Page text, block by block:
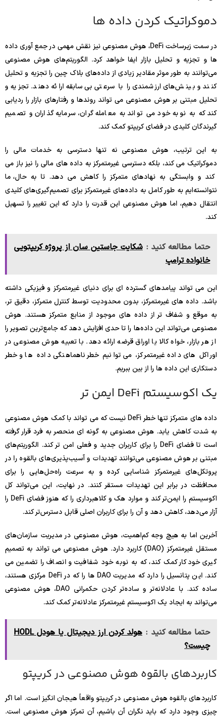
دموکراتیک کردن داده ها
در سمت زیرساخت DeFi، هوش مصنوعی نیز نقش مهمی در جمع آوری داده
ها و تجزیه و تحلیل بازار ایفا خواهد کرد. الگوریتم‌های هوش مصنوعی
می‌توانند به طور موثر مقادیر زیادی از داده‌های بلاک چین را تجزیه و تحلیل
کنند و بینش‌های ارزشمندی را با سرعتی بی‌سابقه ارائه دهند. تجزیه و
تحلیل مبتنی بر هوش مصنوعی می تواند روندها و رفتارهای بازار را ردیابی
کند که به نوبه خود می تواند به معامله گران، سرمایه گذاران و تصمیم
گیرندگان کلیدی در فضای کریپتو کمک کند.
به این ترتیب، هوش مصنوعی نه تنها دسترسی به خدمات مالی را
دموکراتیک می کند، بلکه دسترسی غیرمتمرکز به داده های مالی را نیز باز می
کند و وابستگی به نهادهای متمرکز را کاهش می دهد. تا به حال، ما
نتوانسته‌ایم به طور کامل به داده‌های غیرمتمرکز برای تصمیم‌گیری‌های کلیدی
انتقال دهیم، اما هوش مصنوعی این قدرت را دارد که این تغییر را تسهیل
کند.
حتما مطالعه کنید : شکایت جاستین سان از پروژه کریپتویی
خانواده ترامپ
این می تواند پیامدهای گسترده ای برای دنیای غیرمتمرکز و فیزیکی داشته
باشد. داده های غیرمتمرکز، بدون محدودیت توسط کنترل متمرکز، دقیق تر،
به موقع و شفاف تر از داده های موجود از منابع متمرکز هستند. هوش
مصنوعی می‌تواند این داده‌ها را تا حدی افزایش دهد که جامع‌ترین تصویر را
از هر بازار، خواه کالا یا اوراق قرضه ارائه دهد. با تعبیه هوش مصنوعی در
اوراکل های داده غیرمتمرکز، می توانیم خطر ناهماهنگی داده ها و خطر
دستکاری این داده ها را از بین ببریم.
یک اکوسیستم DeFi ایمن تر
داده های متمرکز تنها خطر DeFi نیست که می تواند با کمک هوش مصنوعی
به شدت کاهش یابد. هوش مصنوعی به گونه ای منحصر به فرد قرار گرفته
است تا فضای DeFi را برای کاربران جدید و فعلی امن تر کند. الگوریتم‌های
مبتنی بر هوش مصنوعی می‌توانند تهدیدات و آسیب‌پذیری‌های بالقوه را در
پروتکل‌های غیرمتمرکز شناسایی کرده و به سرعت راه‌حل‌هایی را برای
محافظت در برابر این تهدیدات مستقر کنند. در نهایت، این می‌تواند کل
اکوسیستم را ایمن‌تر کند و موارد هک و کلاهبرداری را که هنوز فضای DeFi را
آزار می‌دهد، کاهش دهد و آن را برای کاربران اصلی قابل دسترس‌تر کند.
آخرین اما به هیچ وجه کم‌اهمیت، هوش مصنوعی در مدیریت سازمان‌های
مستقل غیرمتمرکز (DAO) کاربرد دارد. هوش مصنوعی می تواند به تصمیم
گیری خودکار کمک کند، که به نوبه خود شفافیت و انصاف را تضمین می
کند. این پتانسیل را دارد که مدیریت DAO ها را که در DeFi مرکزی هستند،
ساده کند. با عادلانه‌تر و ساده‌تر کردن حکمرانی DAO، هوش مصنوعی
می‌تواند به ایجاد یک اکوسیستم غیرمتمرکز عادلانه‌تر کمک کند.
حتما مطالعه کنید :
هولد کردن ارز دیجیتال یا هودل HODL
چیست؟
کاربردهای بالقوه هوش مصنوعی در کریپتو
کاربردهای بالقوه هوش مصنوعی در کریپتو واقعاً هیجان انگیز است. اما اگر
چیزی وجود دارد که باید نگران آن باشیم، آن تمرکز هوش مصنوعی است.